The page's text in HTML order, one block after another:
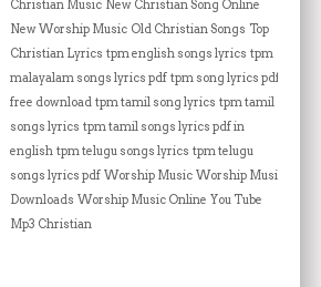
Christian Music New Christian Song Online
New Worship Music Old Christian Songs Top
Christian Lyrics tpm english songs lyrics tpm
malayalam songs lyrics pdf tpm song lyrics pdf
free download tpm tamil song lyrics tpm tamil
songs lyrics tpm tamil songs lyrics pdf in
english tpm telugu songs lyrics tpm telugu
songs lyrics pdf Worship Music Worship Music
Downloads Worship Music Online You Tube
Mp3 Christian